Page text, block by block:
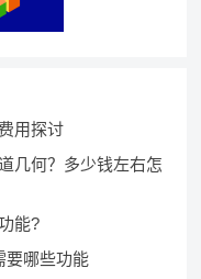
用探讨
几何？多少钱左右怎
能?
要哪些功能